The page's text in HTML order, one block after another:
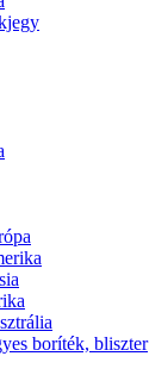
boríték, bliszter